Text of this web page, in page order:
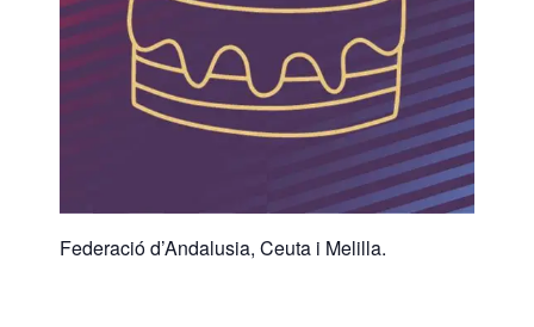
Federació d’Andalusia, Ceuta i Melilla.